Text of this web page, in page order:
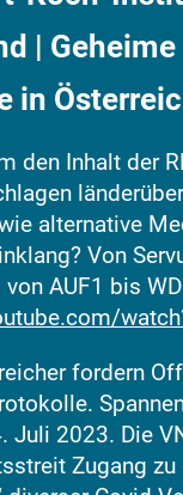
|
in
den Inhalt der
alternative
Von
AUF1 bis
fordern
Juli 2023. Die
Zugang zu